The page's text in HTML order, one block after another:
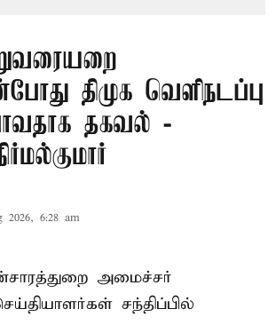
திமுக வெளிநடப்பு
தகவல் -
2026, 6:28 am
அமைச்சர்
சந்திப்பில்